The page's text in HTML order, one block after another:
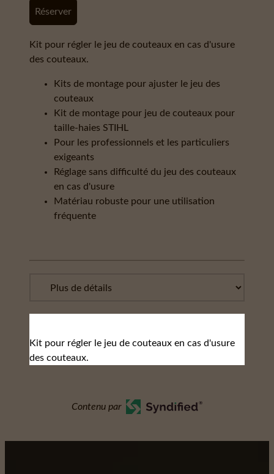
Réserver
Kit pour régler le jeu de couteaux en cas d'usure
des couteaux.
Kits de montage pour ajuster le jeu des
couteaux
Kit de montage pour jeu de couteaux pour
taille-haies STIHL
Pour les professionnels et les particuliers
exigeants
Réglage sans difficulté du jeu des couteaux
en cas d'usure
Matériau robuste pour une utilisation
fréquente
Kit pour régler le jeu de couteaux en cas d'usure
des couteaux.
Contenu par